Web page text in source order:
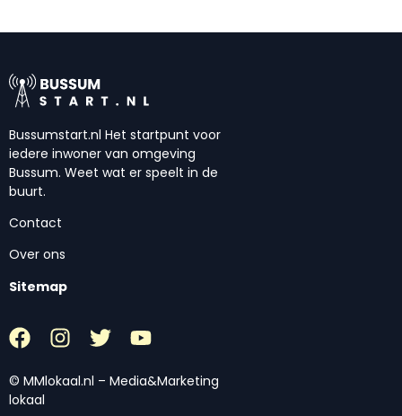
Bussumstart.nl Het startpunt voor
iedere inwoner van omgeving
Bussum. Weet wat er speelt in de
buurt.
Contact
Over ons
Sitemap
© MMlokaal.nl – Media&Marketing
lokaal